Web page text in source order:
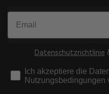
Email
Datenschutzrichtlinie
checkIch akzeptiere die
Nutzungsbedingungen